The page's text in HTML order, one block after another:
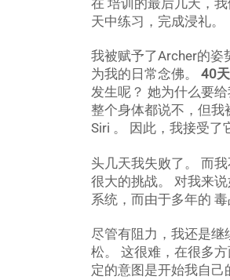
在 培训的最后几天，
天中练习，完成浸礼。
我被赋予了Archer的姿
为我的日常念佛。 40天
发生呢？ 她为什么要
整个身体都说不，但我
Siri 。 因此，我接受了
头几天我失败了。 而
很大的挑战。 对我来
系统，而由于多年的
尽管有阻力，我还是
松。 这很难，在很多
定的意图是开始我自己